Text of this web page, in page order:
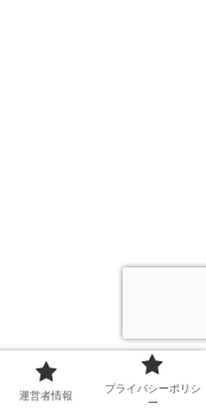
運営者情報
プライバシーポリシ
ー